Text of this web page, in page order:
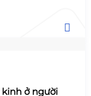
ở người